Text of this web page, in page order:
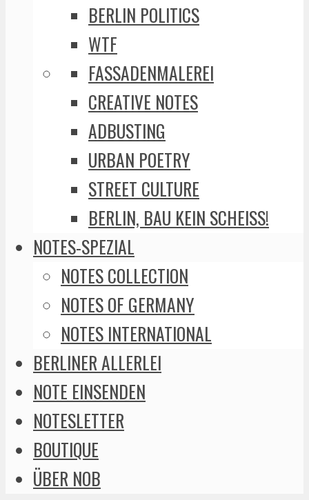
BERLIN POLITICS
WTF
FASSADENMALEREI
CREATIVE NOTES
ADBUSTING
URBAN POETRY
STREET CULTURE
BERLIN, BAU KEIN SCHEISS!
NOTES-SPEZIAL
NOTES COLLECTION
NOTES OF GERMANY
NOTES INTERNATIONAL
BERLINER ALLERLEI
NOTE EINSENDEN
NOTESLETTER
BOUTIQUE
ÜBER NOB